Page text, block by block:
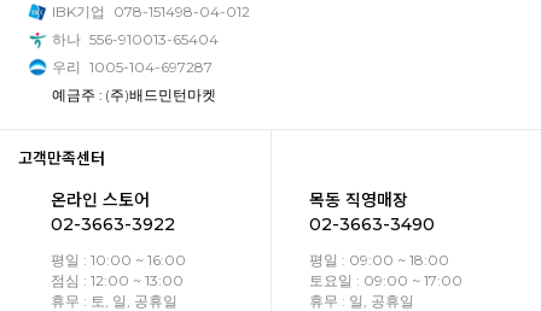
IBK기업
078-151498-04-012
하나 556-910013-65404
우리 1005-104-697287
예금주 : (주)배드민턴마켓
고객만족센터
온라인 스토어
02-3663-3922
평일 : 10:00 ~ 16:00
점심 : 12:00 ~ 13:00
휴무 : 토, 일, 공휴일
목동 직영매장
02-3663-3490
평일 : 09:00 ~ 18:00
토요일 : 09:00 ~ 17:00
휴무 : 일, 공휴일